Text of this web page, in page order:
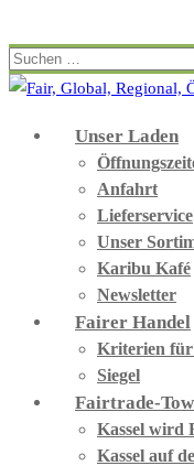
Suchen
nach:
Unser Laden
Anfahrt
Lieferservice
Unser
Karibu Kafé
Newsletter
Fairer Handel
Kriterien für
Siegel
Fairtrade-
Kassel wird
Kassel auf